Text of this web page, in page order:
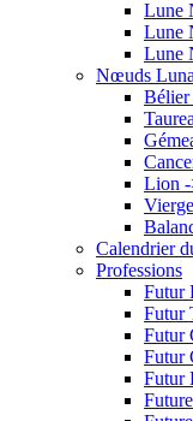
Lune
Lune
Lune
Nœuds
Bélier
Lion -
Calendrier
Professions
Futur
Futur
Futur
Futur
Futur